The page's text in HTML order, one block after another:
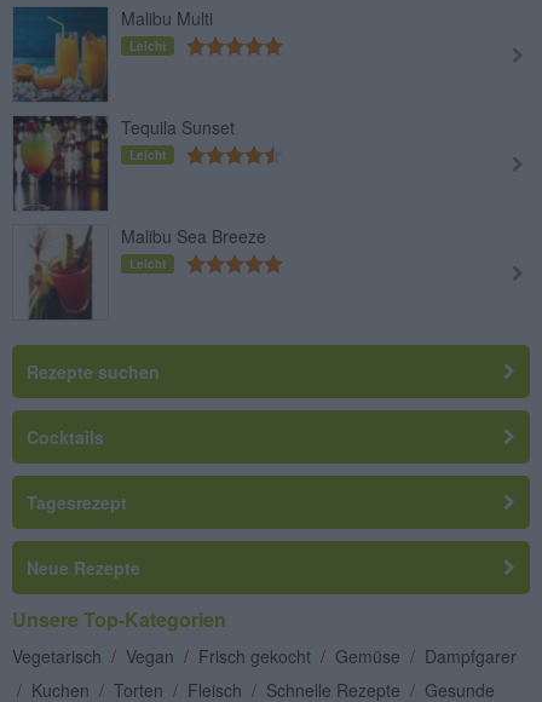
Malibu Multi
Leicht
Tequila Sunset
Leicht
Malibu Sea Breeze
Leicht
Rezepte suchen
Cocktails
Tagesrezept
Neue Rezepte
Unsere Top-Kategorien
Vegetarisch / Vegan / Frisch gekocht / Gemüse / Dampfgarer
/ Kuchen / Torten / Fleisch / Schnelle Rezepte / Gesunde